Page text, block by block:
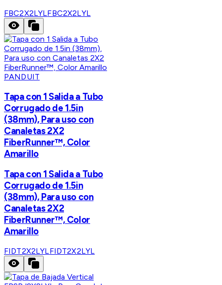
FBC2X2LYLFBC2X2LYL
PANDUIT
Tapa con 1 Salida a Tubo
Corrugado de 1.5in
(38mm), Para uso con
Canaletas 2X2
FiberRunner™, Color
Amarillo
Tapa con 1 Salida a Tubo
Corrugado de 1.5in
(38mm), Para uso con
Canaletas 2X2
FiberRunner™, Color
Amarillo
FIDT2X2LYLFIDT2X2LYL